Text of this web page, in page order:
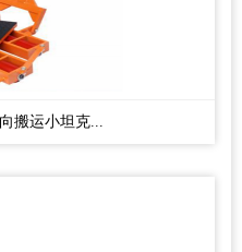
搬运小坦克...